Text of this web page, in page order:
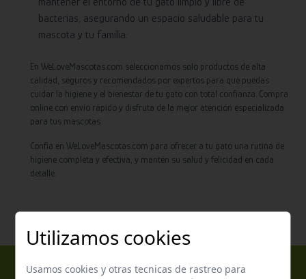
bacterias, asegurando un espacio saludable para tu
mascota y tu familia.
En WeLoveMascotas.com seleccionamos solo productos de alta
calidad, seguros y recomendados por expertos para que puedas
cuidar la higiene y el bienestar de tu gato con total confianza. Compra
online con envío rápido y disfruta de la mejor atención especializada
para tus mascotas.
Confía en WeLoveMascotas.com para ofrecer a tu gato una rutina de
higiene completa y efectiva, y mantén su salud y felicidad en cada
detalle.
Utilizamos cookies
Usamos cookies y otras tecnicas de rastreo para